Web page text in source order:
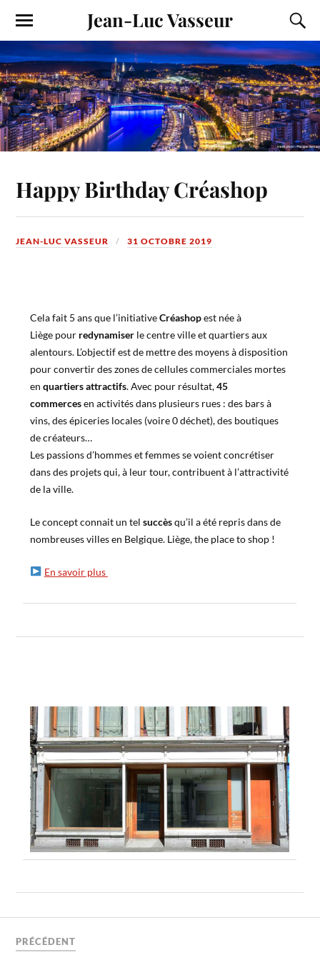
Jean-Luc Vasseur
Happy Birthday Créashop
JEAN-LUC VASSEUR 31 OCTOBRE 2019
Cela fait 5 ans que l’initiativeCréashopest née à
Liège pour redynamiser le centre ville et quartiers aux
alentours. L’objectif est de mettre des moyens à disposition
pour convertir des zones de cellules commerciales mortes
enquartiers attractifs. Avec pour résultat,45
commercesen activités dans plusieurs rues : des bars à
vins, des épiceries locales (voire 0 déchet), des boutiques
de créateurs…
Les passions d’hommes et femmes se voient concrétiser
dans des projets qui, à leur tour, contribuent à l’attractivité
de la ville.
Le concept connait un telsuccèsqu’il a été repris dans de
nombreuses villes en Belgique. Liège, the place to shop !
En savoir plus
PRÉCÉDENT